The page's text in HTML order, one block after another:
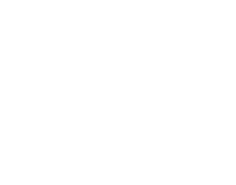
a kedvencekhez